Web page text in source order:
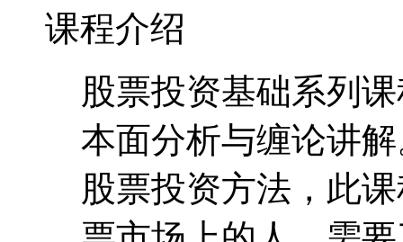
课程介绍
股票投资基础系列
本面分析与缠论讲
股票投资方法，此